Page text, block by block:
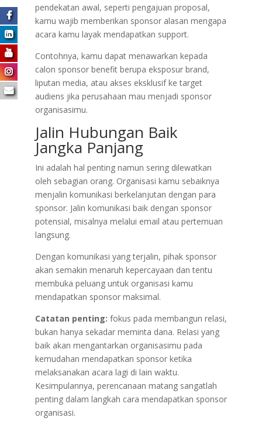
pendekatan awal, seperti pengajuan proposal,
kamu wajib memberikan sponsor alasan mengapa
acara kamu layak mendapatkan support.
Contohnya, kamu dapat menawarkan kepada
calon sponsor benefit berupa eksposur brand,
liputan media, atau akses eksklusif ke target
audiens jika perusahaan mau menjadi sponsor
organisasimu.
Jalin Hubungan Baik
Jangka Panjang
Ini adalah hal penting namun sering dilewatkan
oleh sebagian orang. Organisasi kamu sebaiknya
menjalin komunikasi berkelanjutan dengan para
sponsor. Jalin komunikasi baik dengan sponsor
potensial, misalnya melalui email atau pertemuan
langsung.
Dengan komunikasi yang terjalin, pihak sponsor
akan semakin menaruh kepercayaan dan tentu
membuka peluang untuk organisasi kamu
mendapatkan sponsor maksimal.
Catatan penting: fokus pada membangun relasi,
bukan hanya sekadar meminta dana. Relasi yang
baik akan mengantarkan organisasimu pada
kemudahan mendapatkan sponsor ketika
melaksanakan acara lagi di lain waktu.
Kesimpulannya, perencanaan matang sangatlah
penting dalam langkah cara mendapatkan sponsor
organisasi.